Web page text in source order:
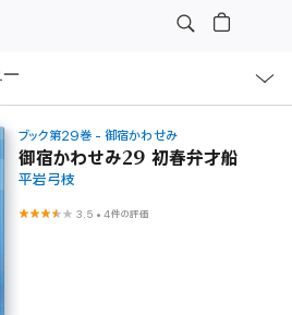
ブック第29巻 - 御宿かわせみ
御宿かわせみ29 初春弁才船
平岩弓枝
3.5 •4件の評価